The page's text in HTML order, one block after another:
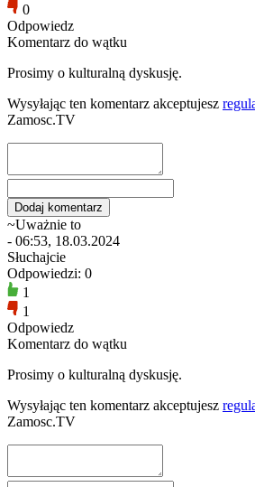
0
Odpowiedz
Komentarz do wątku
Prosimy o kulturalną dyskusję.
Wysyłając ten komentarz akceptujesz
Zamosc.TV
~Uważnie to
- 06:53, 18.03.2024
Słuchajcie
Odpowiedzi: 0
1
1
Odpowiedz
Komentarz do wątku
Prosimy o kulturalną dyskusję.
Wysyłając ten komentarz akceptujesz
Zamosc.TV